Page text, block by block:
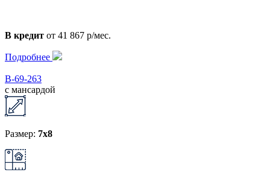
В кредит от 41 867 р/мес.
Подробнее
В-69-263
с мансардой
Размер: 7x8